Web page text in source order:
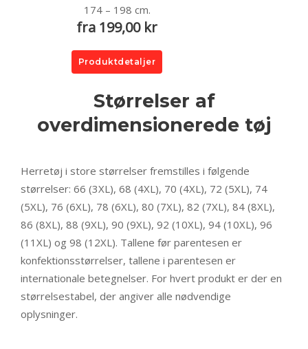
174 – 198 cm.
fra 199,00 kr
Produktdetaljer
Størrelser af
overdimensionerede tøj
Herretøj i store størrelser fremstilles i følgende
størrelser: 66 (3XL), 68 (4XL), 70 (4XL), 72 (5XL), 74
(5XL), 76 (6XL), 78 (6XL), 80 (7XL), 82 (7XL), 84 (8XL),
86 (8XL), 88 (9XL), 90 (9XL), 92 (10XL), 94 (10XL), 96
(11XL) og 98 (12XL). Tallene før parentesen er
konfektionsstørrelser, tallene i parentesen er
internationale betegnelser. For hvert produkt er der en
størrelsestabel, der angiver alle nødvendige
oplysninger.